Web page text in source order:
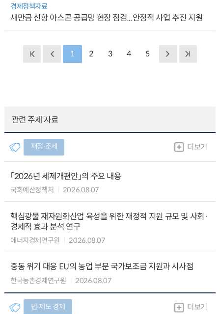
경제정책자료
새만금 신항 아스콘 공급망 현장 점검...안정적 사업 추진 지원
1 2 3 4 5
관련 주제 자료
재정∙조세 더보기
「2026년 세제개편안」의 주요 내용
국회예산정책처 2026.08.07
핵심광물 재자원화산업 육성을 위한 재정적 지원 규모 및 사회·
경제적 효과 분석 연구
에너지경제연구원 2026.08.07
중동 위기 대응 EU의 농업 부문 국가보조금 지원과 시사점
한국농촌경제연구원 2026.08.07
법∙제도 경제 더보기